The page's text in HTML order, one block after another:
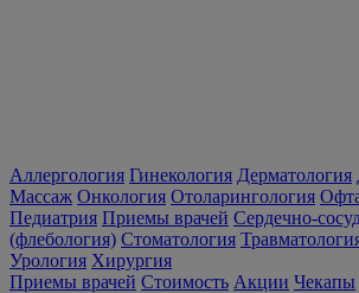
Аллергология Гинекология Дерматология
Массаж Онкология Отоларингология
Педиатрия Приемы врачей Сердечно-
(флебология) Стоматология
Урология Хирургия
Приемы врачей Стоимость Акции Чекапы